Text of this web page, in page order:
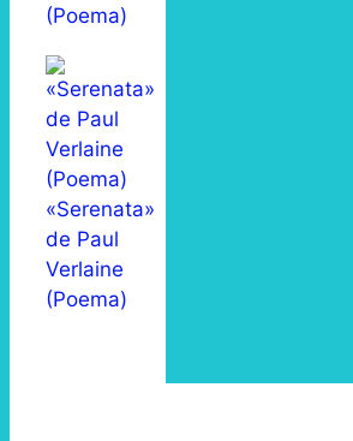
(Poema)
«Serenata»
de Paul
Verlaine
(Poema)